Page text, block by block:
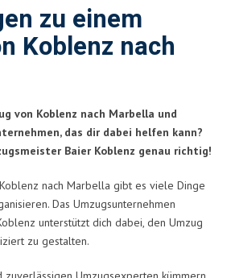
zu einem
Koblenz nach
von Koblenz nach Marbella und
das dir dabei helfen kann?
Baier Koblenz genau richtig!
nach Marbella gibt es viele Dinge
Das Umzugsunternehmen
unterstützt dich dabei, den Umzug
zu gestalten.